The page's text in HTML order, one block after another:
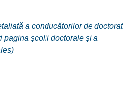
a conducătorilor de doctorat
pagina școlii doctorale și a